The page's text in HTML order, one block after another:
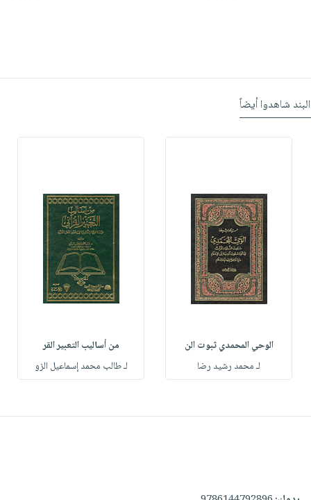
شاهدوا أيضاً
الوحي المحمدي ثبوت الن
لـ محمد رشيد رضا
من أساليب التعبير القر
لـ طالب محمد إسماعيل الزو